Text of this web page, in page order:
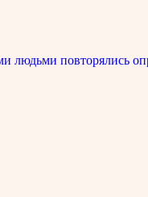
повторялись